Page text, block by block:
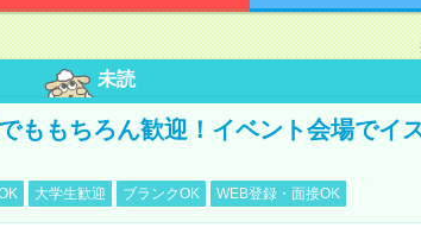
未読
ももちろん歓迎！イベント会場でイ
大学生歓迎 ブランクOK WEB登録・面接OK